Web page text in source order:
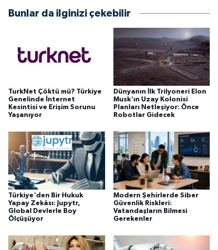
Bunlar da ilginizi çekebilir
TurkNet Çöktü mü? Türkiye
Genelinde İnternet
Kesintisi ve Erişim Sorunu
Yaşanıyor
Dünyanın İlk Trilyoneri Elon
Musk'ın Uzay Kolonisi
Planları Netleşiyor: Önce
Robotlar Gidecek
Türkiye'den Bir Hukuk
Yapay Zekâsı: Jupytr,
Global Devlerle Boy
Ölçüşüyor
Modern Şehirlerde Siber
Güvenlik Riskleri:
Vatandaşların Bilmesi
Gerekenler